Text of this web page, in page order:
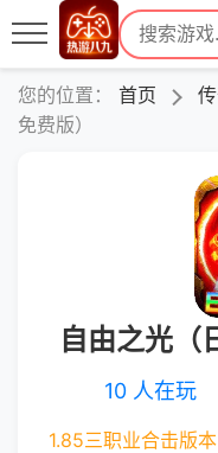
您的位置： 首页
免费版）
自由之光（
10 人在玩
1.85三职业合击版